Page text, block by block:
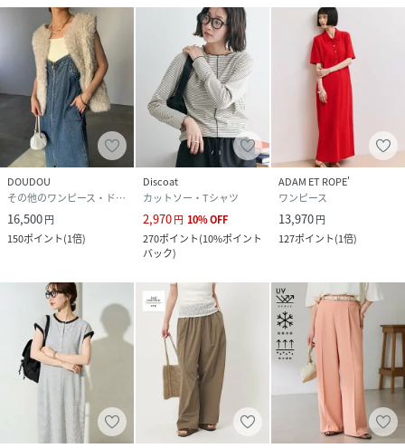
DOUDOU
その他のワンピース・ドレス
16,500円
150ポイント(1倍)
Discoat
カットソー・Tシャツ
2,970円 10%OFF
270ポイント(10%ポイント
バック)
ADAM ET ROPE'
ワンピース
13,970円
127ポイント(1倍)